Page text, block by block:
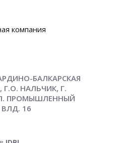
БАЛКАРСКАЯ
Г.О. НАЛЬЧИК, Г.
ПРОМЫШЛЕННЫЙ
16